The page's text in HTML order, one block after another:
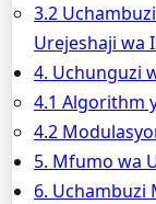
3.2
Urejeshaji wa
4. Uchunguzi
4.1 Algorithm
4.2
5. Mfumo wa
6. Uchambuzi